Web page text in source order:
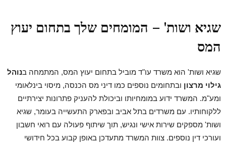
שגיא ושות' – המומחים שלך בתחום יעוץ
המס
שגיא ושות' הוא משרד עו"ד מוביל בתחום יעוץ המס, המתמחה בנוהל
גילוי מרצון ובתחומים נוספים כמו דיני מס הכנסה, מיסוי בינלאומי
ומע"מ. המשרד ידוע במומחיותו וביכולת להעניק פתרונות יצירתיים
ללקוחותיו. עם משרדים בתל אביב ובפארק התעשייה בעומר, שגיא
ושות' מספקים שירות אישי ונגיש, תוך שיתוף פעולה עם רואי חשבון
ועורכי דין נוספים. צוות המשרד מתעדכן באופן קבוע בכל חידושי